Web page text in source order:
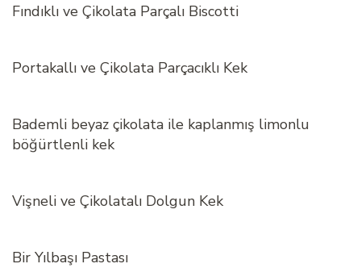
Fındıklı ve Çikolata Parçalı Biscotti
Portakallı ve Çikolata Parçacıklı Kek
Bademli beyaz çikolata ile kaplanmış limonlu
böğürtlenli kek
Vişneli ve Çikolatalı Dolgun Kek
Bir Yılbaşı Pastası